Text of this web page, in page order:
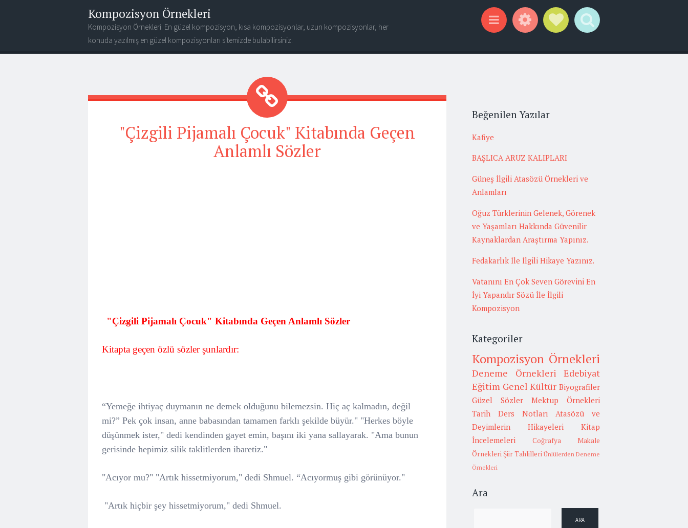
Kompozisyon Örnekleri
Kompozisyon Örnekleri. En güzel kompozisyon, kısa kompozisyonlar, uzun kompozisyonlar, her
konuda yazılmış en güzel kompozisyonları sitemizde bulabilirsiniz.
"Çizgili Pijamalı Çocuk" Kitabında Geçen
Anlamlı Sözler
"Çizgili Pijamalı Çocuk" Kitabında Geçen Anlamlı Sözler
Kitapta geçen özlü sözler şunlardır:
“Yemeğe ihtiyaç duymanın ne demek olduğunu bilemezsin. Hiç aç kalmadın, değil
mi?” Pek çok insan, anne babasından tamamen farklı şekilde büyür." "Herkes böyle
düşünmek ister," dedi kendinden gayet emin, başını iki yana sallayarak. "Ama bunun
gerisinde hepimiz silik taklitlerden ibaretiz."
"Acıyor mu?" "Artık hissetmiyorum," dedi Shmuel. “Acıyormuş gibi görünüyor."
"Artık hiçbir şey hissetmiyorum," dedi Shmuel.
Beğenilen Yazılar
Kafiye
BAŞLICA ARUZ KALIPLARI
Güneş İlgili Atasözü Örnekleri ve
Anlamları
Oğuz Türklerinin Gelenek, Görenek
ve Yaşamları Hakkında Güvenilir
Kaynaklardan Araştırma Yapınız.
Fedakarlık İle İlgili Hikaye Yazınız.
Vatanını En Çok Seven Görevini En
İyi Yapandır Sözü İle İlgili
Kompozisyon
Kategoriler
Kompozisyon Örnekleri
Deneme Örnekleri
Edebiyat
Eğitim Genel Kültür Biyografiler
Güzel Sözler
Mektup Örnekleri
Tarih
Ders Notları
Atasözü ve
Deyimlerin Hikayeleri
Kitap
İncelemeleri
Coğrafya
Makale
Örnekleri Şiir Tahlilleri Ünlülerden Deneme
Örnekleri
Ara